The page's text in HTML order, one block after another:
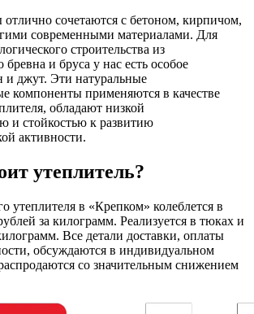
отлично сочетаются с бетоном, кирпичом,
современными материалами. Для
строительства из
и бруса у нас есть особое
и джут. Эти натуральные
компоненты применяются в качестве
обладают низкой
и стойкостью к развитию
активности.
утеплитель?
утеплителя в «Крепком» колеблется в
за килограмм. Реализуется в тюках и
Все детали доставки, оплаты
обсуждаются в индивидуальном
со значительным снижением